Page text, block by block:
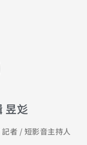
昱彣
者 / 短影音主持人